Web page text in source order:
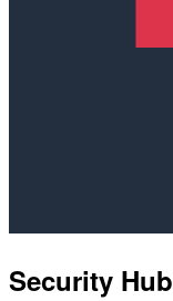
Security